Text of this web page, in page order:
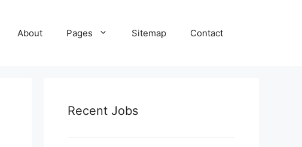
About Pages Sitemap Contact
Recent Jobs